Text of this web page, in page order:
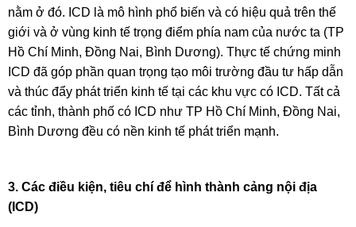
nằm ở đó. ICD là mô hình phổ biến và có hiệu quả trên thế
giới và ở vùng kinh tế trọng điểm phía nam của nước ta (TP
Hồ Chí Minh, Đồng Nai, Bình Dương). Thực tế chứng minh
ICD đã góp phần quan trọng tạo môi trường đầu tư hấp dẫn
và thúc đẩy phát triển kinh tế tại các khu vực có ICD. Tất cả
các tỉnh, thành phố có ICD như TP Hồ Chí Minh, Đồng Nai,
Bình Dương đều có nền kinh tế phát triển mạnh.
3. Các điều kiện, tiêu chí để hình thành cảng nội địa
(ICD)